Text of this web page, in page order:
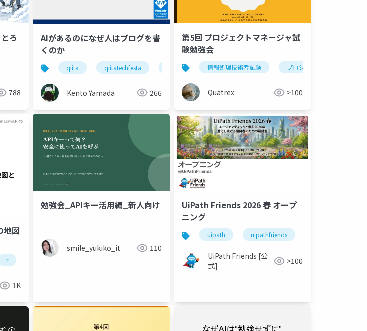
ろ
788
AIがあるのになぜ人はブログを書
くのか
qiita qiitatechfesta azure 生成ai
Kento Yamada 266
第5回 プロジェクトマネージャ試
験勉強会
情報処理技術者試験 プロジェクトマネージャ
Quatrex >100
地図
r
1K
勉強会_APIキー活用編_新人向け
smile_yukiko_it 110
UiPath Friends 2026 春 オープ
ニング
uipath uipathfriends
UiPath Friends [公
式]
>100